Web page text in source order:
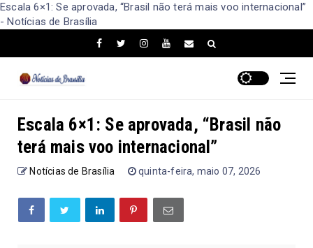
Escala 6×1: Se aprovada, “Brasil não terá mais voo internacional”
- Notícias de Brasília
Escala 6×1: Se aprovada, “Brasil não
terá mais voo internacional”
Notícias de Brasília quinta-feira, maio 07, 2026